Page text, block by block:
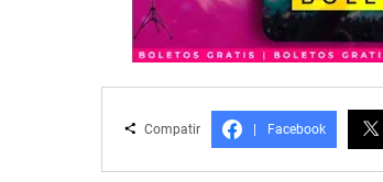
Compatir Facebook